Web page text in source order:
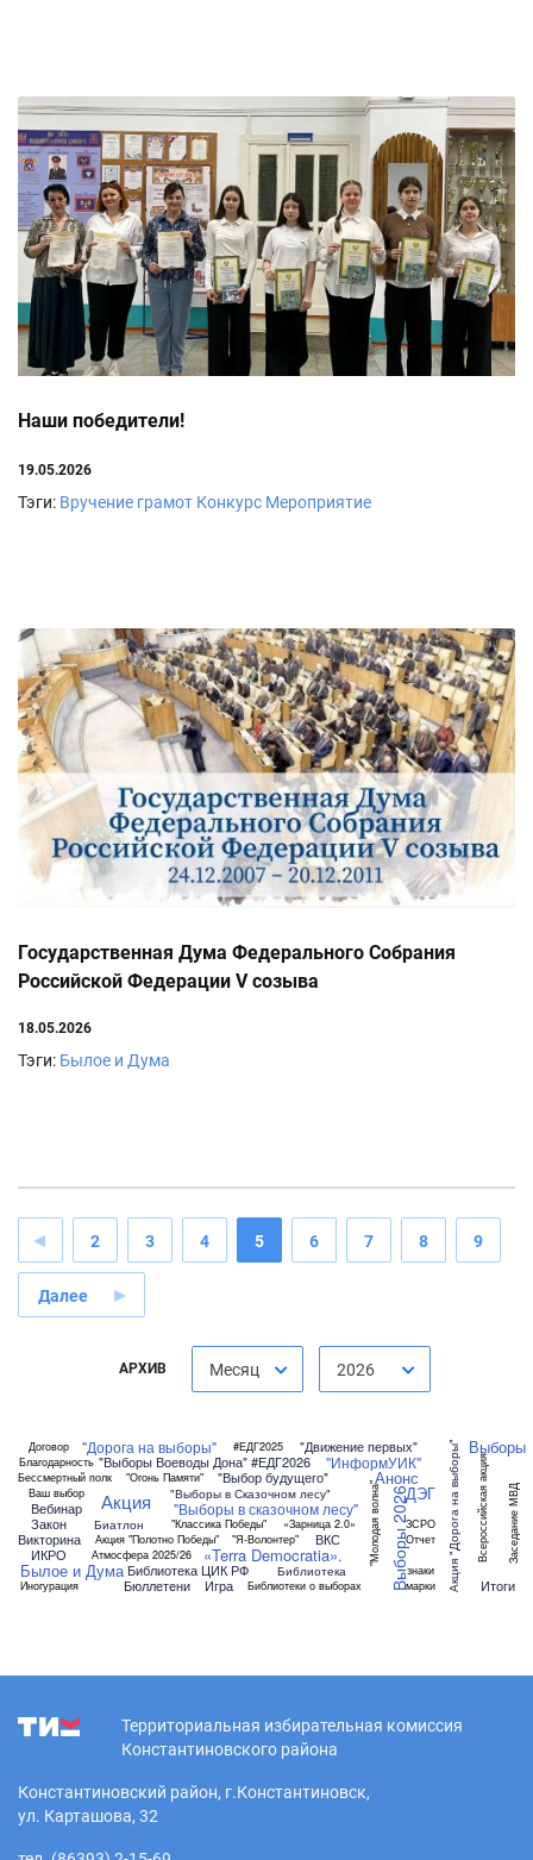
Наши победители!
19.05.2026
Тэги: Вручение грамот Конкурс Мероприятие
Государственная Дума Федерального Собрания
Российской Федерации V созыва
18.05.2026
Тэги: Былое и Дума
2 3 4 5 6 7 8 9
Далее
АРХИВ Месяц 2026
#ЕДГ2025
#ЕДГ2026
"Выбор будущего"
"Выборы Воеводы Дона"
"Выборы в Сказочном лесу"
"Выборы в сказочном лесу"
"Движение первых"
"Дорога на выборы"
"ИнформУИК"
"Классика Победы" "Молодая волна"
"Огонь Памяти"
"Я-Волонтер"
«Terra Democratia».
«Зарница 2.0»
Акция Акция "Дорога на выборы"
Акция "Полотно Победы"
Анонс
Атмосфера 2025/26
Бессмертный полк
Биатлон
Библиотека
Библиотека ЦИК РФ
Библиотеки о выборах
Благодарность
Былое и Дума
Бюллетени
ВКС
Ваш выбор
Вебинар
Викторина
Всероссийская акция
Выборы
Выборы 2026ДЭГ
Договор
ЗСРО
Закон Заседание МВД
ИКРО
Игра
Иногурация Итоги
Отчет
знаки
марки
Территориальная избирательная комиссия
Константиновского района
Константиновский район, г.Константиновск,
ул. Карташова, 32